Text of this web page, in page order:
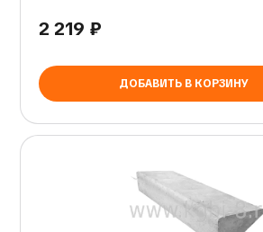
2 219 ₽
ДОБАВИТЬ В КОРЗИНУ